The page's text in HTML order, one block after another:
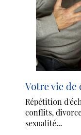
Votre vie de
Répétition
conflits,
sexualité...